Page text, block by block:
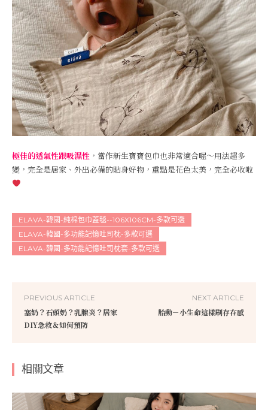
極佳的透氣性跟吸濕性 ，當作新生寶寶包巾也非常適合喔～用法超多
變，完全是居家、外出必備的貼身好物，重點是花色太美，完全必收啦
ELAVA-韓國-純棉包巾蓋毯--106X106CM-多款可選
ELAVA-韓國-多功能記憶吐司枕-多款可選
ELAVA-韓國-多功能記憶吐司枕套-多款可選
PREVIOUS ARTICLE
塞奶？石頭奶？乳腺炎？居家
DIY急救＆如何預防
NEXT ARTICLE
胎動－小生命這樣刷存在感
相關文章